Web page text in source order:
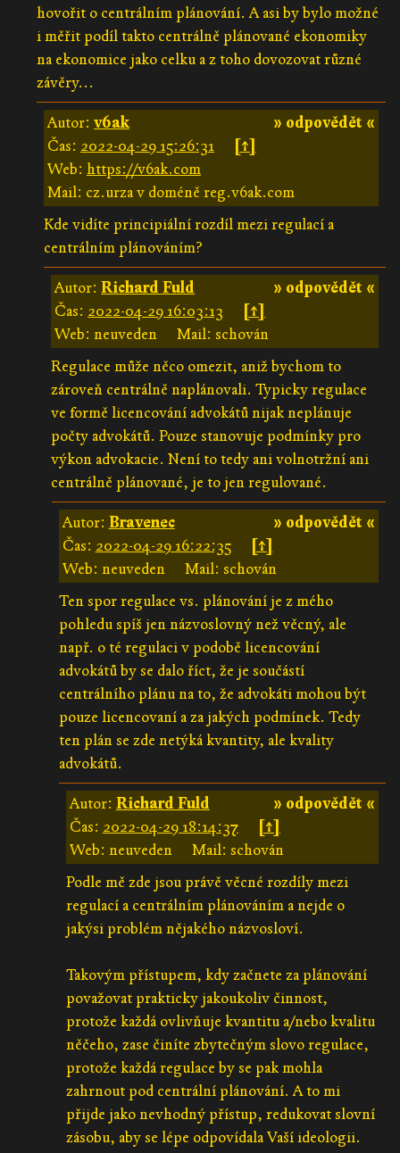
hovořit o centrálním plánování. A asi by bylo možné
i měřit podíl takto centrálně plánované ekonomiky
na ekonomice jako celku a z toho dovozovat různé
závěry...
» odpovědět «
Autor: v6ak
Čas: 2022-04-29 15:26:31
[↑]
Web: https://v6ak.com
Mail: cz.urza v doméně reg.v6ak.com
Kde vidíte principiální rozdíl mezi regulací a
centrálním plánováním?
» odpovědět «
Autor:Richard Fuld
Čas: 2022-04-29 16:03:13
[↑]
Web: neuveden
Mail: schován
Regulace může něco omezit, aniž bychom to
zároveň centrálně naplánovali. Typicky regulace
ve formě licencování advokátů nijak neplánuje
počty advokátů. Pouze stanovuje podmínky pro
výkon advokacie. Není to tedy ani volnotržní ani
centrálně plánované, je to jen regulované.
» odpovědět «
Autor: Bravenec
Čas: 2022-04-29 16:22:35
[↑]
Web: neuveden
Mail: schován
Ten spor regulace vs. plánování je z mého
pohledu spíš jen názvoslovný než věcný, ale
např. o té regulaci v podobě licencování
advokátů by se dalo říct, že je součástí
centrálního plánu na to, že advokáti mohou být
pouze licencovaní a za jakých podmínek. Tedy
ten plán se zde netýká kvantity, ale kvality
advokátů.
» odpovědět «
Autor: Richard Fuld
Čas: 2022-04-29 18:14:37
[↑]
Web: neuveden
Mail: schován
Podle mě zde jsou právě věcné rozdíly mezi
regulací a centrálním plánováním a nejde o
jakýsi problém nějakého názvosloví.
Takovým přístupem, kdy začnete za plánování
považovat prakticky jakoukoliv činnost,
protože každá ovlivňuje kvantitu a/nebo kvalitu
něčeho, zase činíte zbytečným slovo regulace,
protože každá regulace by se pak mohla
zahrnout pod centrální plánování. A to mi
přijde jako nevhodný přístup, redukovat slovní
zásobu, aby se lépe odpovídala Vaší ideologii.